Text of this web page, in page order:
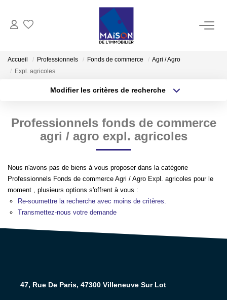
ESTIMATION
Estimer Vendre
Estimation En Ligne Gratuite
Biens Vendus
NOS AGENCES
Accueil Professionnels Fonds de commerce
Agri / Agro
Expl. agricoles
Modifier les critères de recherche
Sélectionnez...
Type de bien
Surface min
Créer une alerte
Professionnels fonds de commerce
agri / agro expl. agricoles
Nous n'avons pas de biens à vous proposer dans la catégorie
Professionnels Fonds de commerce Agri / Agro Expl. agricoles pour le
moment , plusieurs options s'offrent à vous :
Re-soumettre la recherche avec moins de critères.
Transmettez-nous votre demande
47, Rue De Paris, 47300 Villeneuve Sur Lot